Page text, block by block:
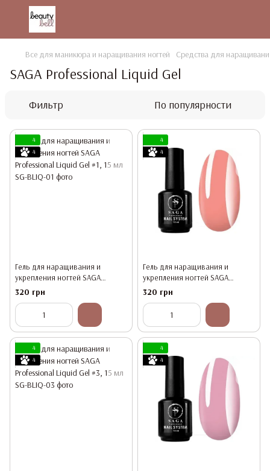
Все для маникюра и наращивания ногтей Средства для
SAGA Professional Liquid Gel
Фильтр По популярности
4
4
Гель для наращивания и
укрепления ногтей SAGA
Professional Liquid Gel #1, 15 мл
320 грн
4
4
Гель для наращивания и
укрепления ногтей SAGA
Professional Liquid Gel #2, 15 мл
320 грн
4
4
4
4